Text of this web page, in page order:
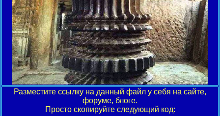
Разместите ссылку на данный файл у себя на сайте,
форуме, блоге.
Просто скопируйте следующий код: